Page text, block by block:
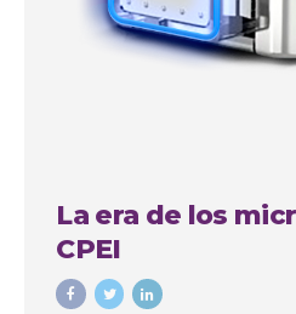
La era de los
CPEI